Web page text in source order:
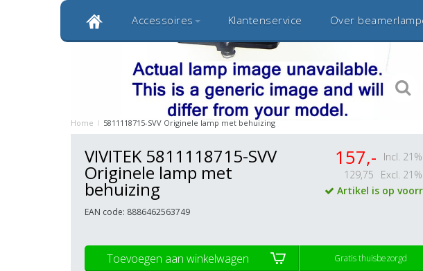
Klantbeoordeling 9,0
Bekijk alle 1000+ reviews
Accessoires Klantenservice Over
Originele kwaliteitsproducten 20 jaar betrouwbaar en
Home / 5811118715-SVV Originele lamp met behuizing
VIVITEK 5811118715-SVV
Originele lamp met
behuizing
EAN code: 8886462563749
157,-
Incl.
129,75
Excl.
Artikel is op
Toevoegen aan winkelwagen Gratis thuisbezorgd